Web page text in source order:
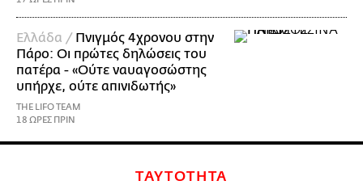
Ελλάδα / Πνιγμός 4χρονου στην
Πάρο: Οι πρώτες δηλώσεις του
πατέρα - «Ούτε ναυαγοσώστης
υπήρχε, ούτε απινιδωτής»
THE LIFO TEAM
18 ΩΡΕΣ ΠΡΙΝ
ΤΑΥΤΟΤΗΤΑ